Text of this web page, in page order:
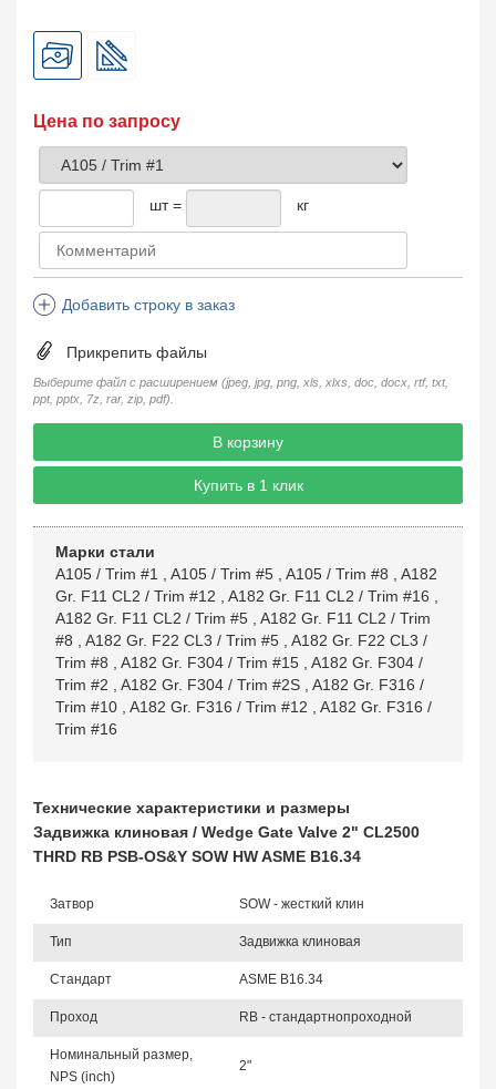
Цена по запросу
шт = кг
Добавить строку в заказ
Прикрепить файлы
Выберите файл с расширением (jpeg, jpg, png, xls, xlxs, doc, docx, rtf, txt,
ppt, pptx, 7z, rar, zip, pdf).
В корзину
Купить в 1 клик
Марки стали
A105 / Trim #1
A105 / Trim #5 A105 / Trim #8
A182
Gr. F11 CL2 / Trim #12
A182 Gr. F11 CL2 / Trim #16
A182 Gr. F11 CL2 / Trim #5
A182 Gr. F11 CL2 / Trim
#8
A182 Gr. F22 CL3 / Trim #5
A182 Gr. F22 CL3 /
Trim #8
A182 Gr. F304 / Trim #15
A182 Gr. F304 /
Trim #2
A182 Gr. F304 / Trim #2S
A182 Gr. F316 /
Trim #10
A182 Gr. F316 / Trim #12
A182 Gr. F316 /
Trim #16
Технические характеристики и размеры
Задвижка клиновая / Wedge Gate Valve 2" CL2500
THRD RB PSB-OS&Y SOW HW ASME B16.34
Затвор SOW - жесткий клин
Тип Задвижка клиновая
Стандарт ASME B16.34
Проход RB - стандартнопроходной
Номинальный размер,
NPS (inch)
2"